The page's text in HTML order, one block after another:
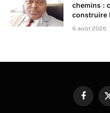
chemins :
construire
6 août 2026